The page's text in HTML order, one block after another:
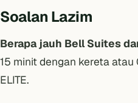
Soalan Lazim
Berapa jauh Bell Suites
15 minit dengan kereta atau
ELITE.